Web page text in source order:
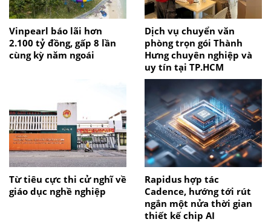
Vinpearl báo lãi hơn
2.100 tỷ đồng, gấp 8 lần
cùng kỳ năm ngoái
Dịch vụ chuyển văn
phòng trọn gói Thành
Hưng chuyên nghiệp và
uy tín tại TP.HCM
Từ tiêu cực thi cử nghĩ về
giáo dục nghề nghiệp
Rapidus hợp tác
Cadence, hướng tới rút
ngắn một nửa thời gian
thiết kế chip AI